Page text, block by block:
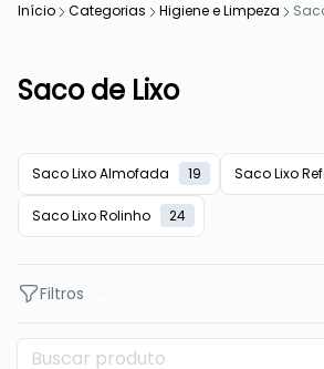
Início Categorias Higiene e Limpeza
Saco de Lixo
Saco Lixo Almofada 19 Saco Lixo
Saco Lixo Rolinho 24
Filtros